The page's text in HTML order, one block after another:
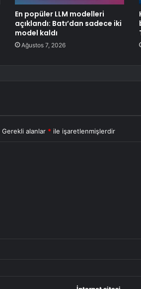
En popüler LLM modelleri
açıklandı: Batı’dan sadece iki
model kaldı
Ağustos 7, 2026
Gerekli alanlar * ile işaretlenmişlerdir